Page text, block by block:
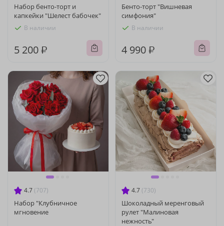
Набор бенто-торт и
капкейки "Шелест бабочек"
В наличии
5 200 ₽
Бенто-торт "Вишневая
симфония"
В наличии
4 990 ₽
4.7 (707)
Набор "Клубничное
мгновение
4.7 (730)
Шоколадный меренговый
рулет "Малиновая
нежность"